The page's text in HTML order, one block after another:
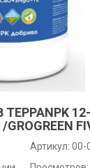
Артикул: 00-